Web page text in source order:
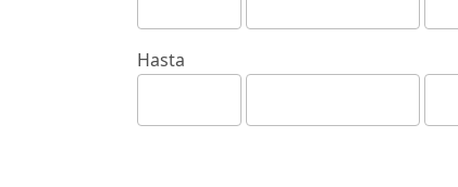
Hasta